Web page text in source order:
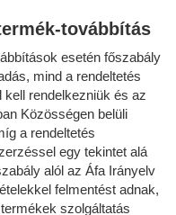
továbbítás
esetén főszabály
mind a rendeltetés
rendelkezniük és az
Közösségen belüli
a rendeltetés
egy tekintet alá
alól az Áfa Irányelv
felmentést adnak,
szolgáltatás